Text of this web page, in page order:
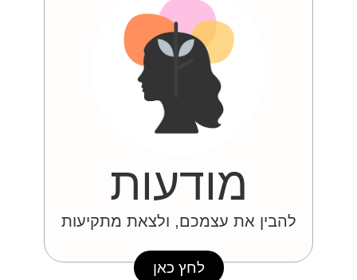
מודעות
להבין את עצמכם, ולצאת מתקיעות
לחץ כאן